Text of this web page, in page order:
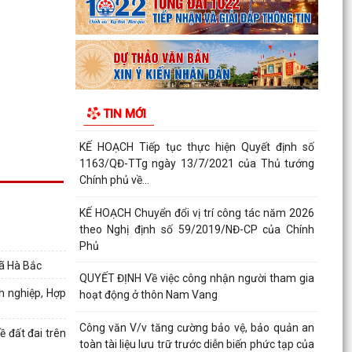
Hà Bắc
nghiệp, Hợp
đất đai trên
TIN MỚI
KẾ HOẠCH Triển khai thực hiện chỉ tiêu phát
triển người tham gia bảo hiểm y tế năm 2026 và
giai...
vi viễn thông trên địa bàn xã Hà Bắc năm 2026
KẾ HOẠCH Tiếp tục thực hiện Quyết định số
1163/QĐ-TTg ngày 13/7/2021 của Thủ tướng
Chính phủ về...
KẾ HOẠCH Chuyển đổi vị trí công tác năm 2026
theo Nghị định số 59/2019/NĐ-CP của Chính
Phủ
QUYẾT ĐỊNH Về việc công nhận người tham gia
hoạt động ở thôn Nam Vang
Công văn V/v tăng cường bảo vệ, bảo quản an
toàn tài liệu lưu trữ trước diễn biến phức tạp của